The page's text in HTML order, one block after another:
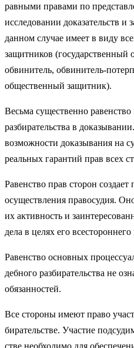
равными правами по
исследовании доказательств и
данном случае имеет в виду
защитников (государственный
обвинитель, обвинитель-
общественный защитник).
Весьма существенно
разбирательства в
возможности доказывания на
реальных гарантий прав всех
Равенство прав сторон
осуществления правосудия.
их активность и
дела в целях его
Равенство основных
дебного разбирательства не
обязанностей.
Все стороны имеют право
бирательстве. Участие
стве необходимо для